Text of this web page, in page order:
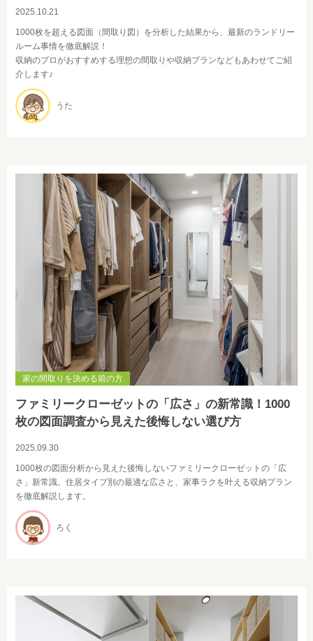
2025.10.21
1000枚を超える図面（間取り図）を分析した結果から、最新のランドリー
ルーム事情を徹底解説！
収納のプロがおすすめする理想の間取りや収納プランなどもあわせてご紹
介します♪
うた
家の間取りを決める前の方
ファミリークローゼットの「広さ」の新常識！1000
枚の図面調査から見えた後悔しない選び方
2025.09.30
1000枚の図面分析から見えた後悔しないファミリークローゼットの「広
さ」新常識。住居タイプ別の最適な広さと、家事ラクを叶える収納プラン
を徹底解説します。
ろく